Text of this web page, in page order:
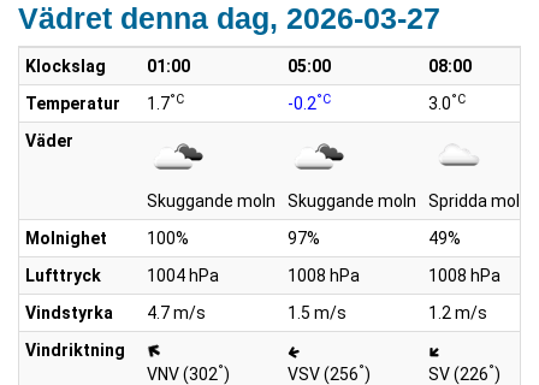
Vädret denna dag, 2026-03-27
Klockslag 01:00 05:00
08:00
Temperatur
1.7°C -0.2°C 3.0°C
Väder
Skuggande moln Skuggande moln
Spridda moln
Molnighet
100% 97%
49%
Lufttryck
1004 hPa 1008 hPa
1008 hPa
Vindstyrka
4.7 m/s 1.5 m/s
1.2 m/s
Vindriktning
VNV (302°) VSV (256°) SV (226°)